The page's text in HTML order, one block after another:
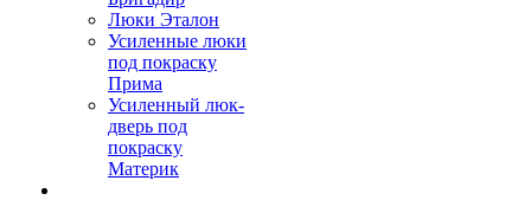
Люки Эталон
Усиленные люки
под покраску
Прима
Усиленный люк-
дверь под
покраску
Материк